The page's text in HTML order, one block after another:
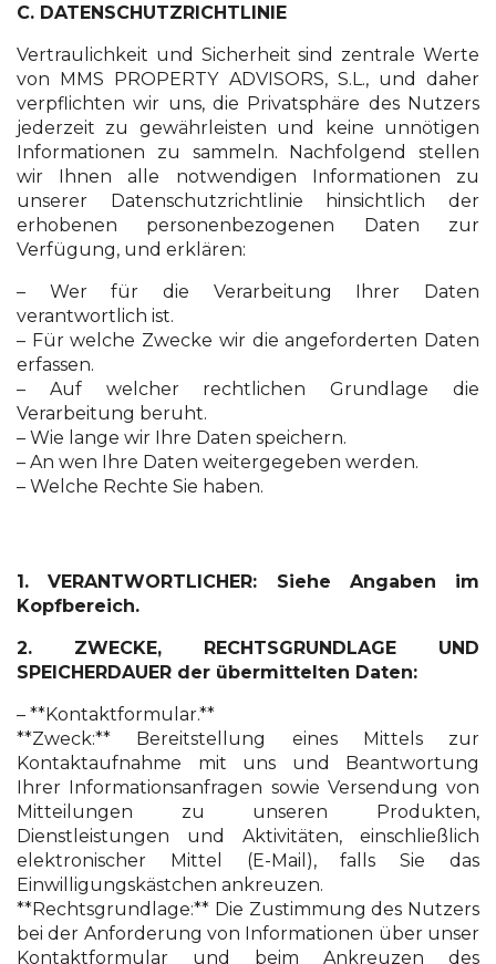
C. DATENSCHUTZRICHTLINIE
Vertraulichkeit und Sicherheit sind zentrale Werte
von MMS PROPERTY ADVISORS, S.L., und daher
verpflichten wir uns, die Privatsphäre des Nutzers
jederzeit zu gewährleisten und keine unnötigen
Informationen zu sammeln. Nachfolgend stellen
wir Ihnen alle notwendigen Informationen zu
unserer Datenschutzrichtlinie hinsichtlich der
erhobenen personenbezogenen Daten zur
Verfügung, und erklären:
– Wer für die Verarbeitung Ihrer Daten
verantwortlich ist.
– Für welche Zwecke wir die angeforderten Daten
erfassen.
– Auf welcher rechtlichen Grundlage die
Verarbeitung beruht.
– Wie lange wir Ihre Daten speichern.
– An wen Ihre Daten weitergegeben werden.
– Welche Rechte Sie haben.
1. VERANTWORTLICHER: Siehe Angaben im
Kopfbereich.
2. ZWECKE, RECHTSGRUNDLAGE UND
SPEICHERDAUER der übermittelten Daten:
– **Kontaktformular.**
**Zweck:** Bereitstellung eines Mittels zur
Kontaktaufnahme mit uns und Beantwortung
Ihrer Informationsanfragen sowie Versendung von
Mitteilungen zu unseren Produkten,
Dienstleistungen und Aktivitäten, einschließlich
elektronischer Mittel (E-Mail), falls Sie das
Einwilligungskästchen ankreuzen.
**Rechtsgrundlage:** Die Zustimmung des Nutzers
bei der Anforderung von Informationen über unser
Kontaktformular und beim Ankreuzen des